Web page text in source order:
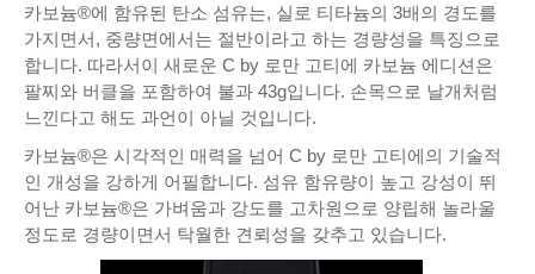
카보늄®에 함유된 탄소 섬유는, 실로 티타늄의 3배의 경도를
가지면서, 중량면에서는 절반이라고 하는 경량성을 특징으로
합니다. 따라서이 새로운 C by 로만 고티에 카보늄 에디션은
팔찌와 버클을 포함하여 불과 43g입니다. 손목으로 날개처럼
느낀다고 해도 과언이 아닐 것입니다.
카보늄®은 시각적인 매력을 넘어 C by 로만 고티에의 기술적
인 개성을 강하게 어필합니다. 섬유 함유량이 높고 강성이 뛰
어난 카보늄®은 가벼움과 강도를 고차원으로 양립해 놀라울
정도로 경량이면서 탁월한 견뢰성을 갖추고 있습니다.